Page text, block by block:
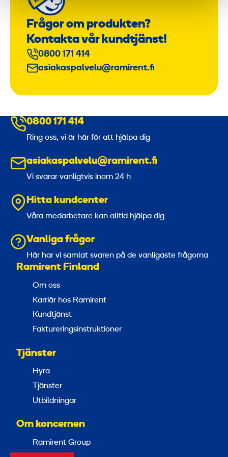
Frågor om produkten?
Kontakta vår kundtjänst!
0800 171 414
asiakaspalvelu@ramirent.fi
0800 171 414
Ring oss, vi är här för att hjälpa dig
asiakaspalvelu@ramirent.fi
Vi svarar vanligtvis inom 24 h
Hitta kundcenter
Våra medarbetare kan alltid hjälpa dig
Vanliga frågor
Här har vi samlat svaren på de vanligaste frågorna
Ramirent Finland
Om oss
Karriär hos Ramirent
Kundtjänst
Faktureringsinstruktioner
Tjänster
Hyra
Tjänster
Utbildningar
Om koncernen
Ramirent Group